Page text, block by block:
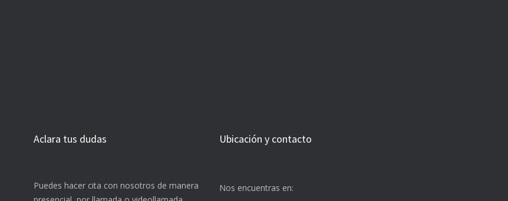
Aclara tus dudas
Puedes hacer cita con nosotros de manera
Ubicación y contacto
Nos encuentras en: